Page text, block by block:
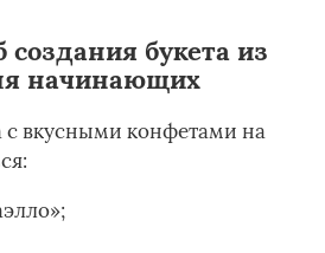
создания букета из
начинающих
с вкусными конфетами на